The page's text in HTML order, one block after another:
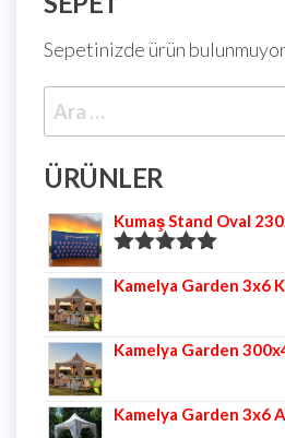
Sepetinizde ürün
ÜRÜNLER
Kumaş Stand Oval
5.00oy aldı
Kamelya Garden 3x6
Kamelya Garden
Kamelya Garden 3x6